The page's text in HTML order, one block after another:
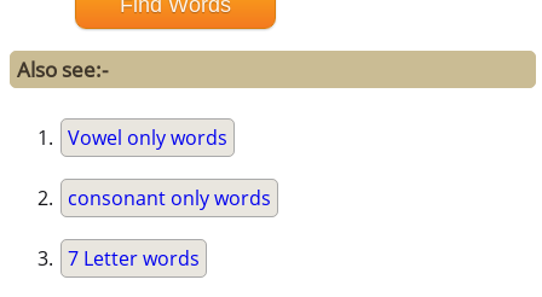
Also see:-
Vowel only words
consonant only words
7 Letter words